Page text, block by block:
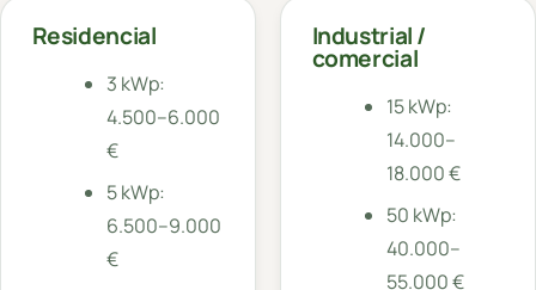
Residencial
3 kWp:
4.500–6.000
€
5 kWp:
6.500–9.000
€
Industrial /
comercial
15 kWp:
14.000–
18.000 €
50 kWp:
40.000–
55.000 €